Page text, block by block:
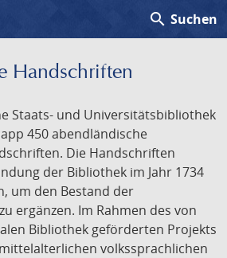
search Suchen
Handschriften
Staats- und Universitätsbibliothek
450 abendländische
Die Handschriften
der Bibliothek im Jahr 1734
um den Bestand der
ergänzen. Im Rahmen des von
Bibliothek geförderten Projekts
volkssprachlichen